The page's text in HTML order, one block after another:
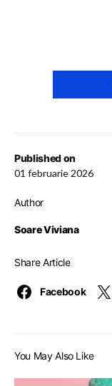
Published on
01 februarie 2026
Author
Soare Viviana
Share Article
Facebook
You May Also Like